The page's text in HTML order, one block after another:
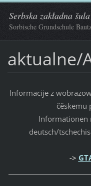
Serbska zakładna
Sorbische Grundschule
aktualne/
Informacije z
čěskemu
Informationen
deutsch/
->